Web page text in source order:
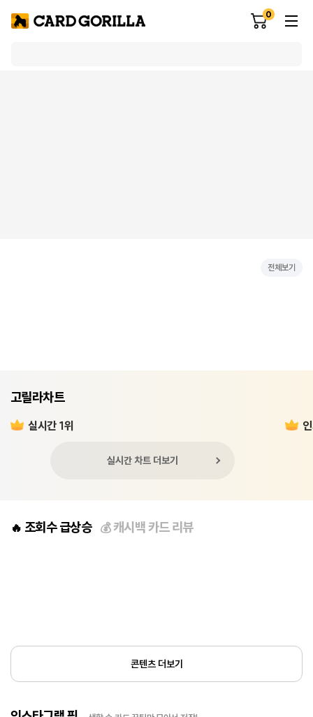
0
전체보기
고릴라차트
실시간 1위
실시간 차트 더보기
🔥 조회수 급상승 💰캐시백 카드 리뷰
콘텐츠 더보기